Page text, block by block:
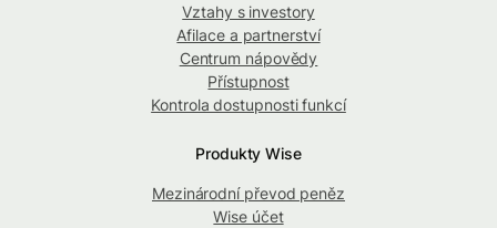
Vztahy s investory
Afilace a partnerství
Centrum nápovědy
Přístupnost
Kontrola dostupnosti funkcí
Produkty Wise
Mezinárodní převod peněz
Wise účet